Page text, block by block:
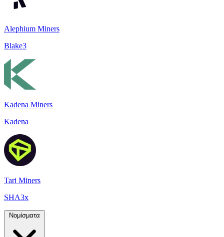
Alephium Miners
Blake3
Kadena Miners
Kadena
Tari Miners
SHA3x
Νομίσματα